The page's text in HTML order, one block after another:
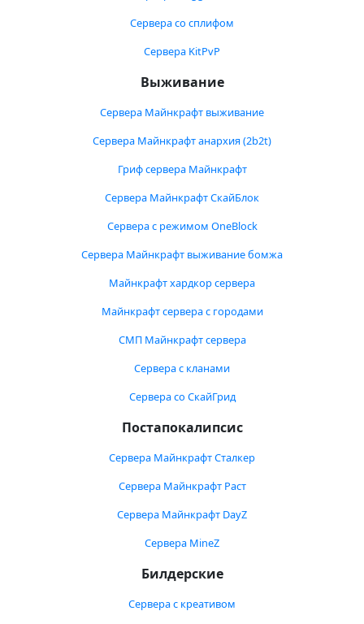
Сервера со сплифом
Сервера KitPvP
Выживание
Сервера Майнкрафт выживание
Сервера Майнкрафт анархия (2b2t)
Гриф сервера Майнкрафт
Сервера Майнкрафт СкайБлок
Сервера с режимом OneBlock
Сервера Майнкрафт выживание бомжа
Майнкрафт хардкор сервера
Майнкрафт сервера с городами
СМП Майнкрафт сервера
Сервера с кланами
Сервера со СкайГрид
Постапокалипсис
Сервера Майнкрафт Сталкер
Сервера Майнкрафт Раст
Сервера Майнкрафт DayZ
Сервера MineZ
Билдерские
Сервера с креативом